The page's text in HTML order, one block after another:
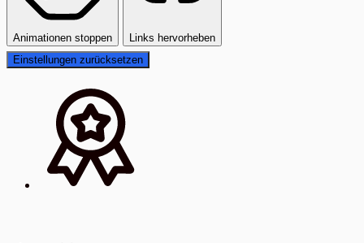
Animationen stoppen
Links hervorheben
Einstellungen zurücksetzen